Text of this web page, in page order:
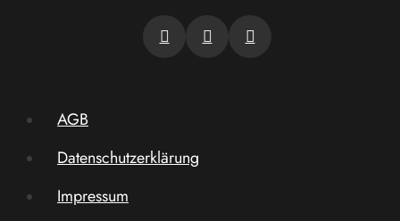
AGB
Datenschutzerklärung
Impressum